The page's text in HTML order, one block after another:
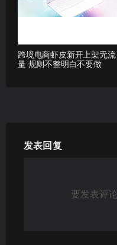
跨境电商虾皮新开上架无流
量 规则不整明白不要做
发表回复
要发表评